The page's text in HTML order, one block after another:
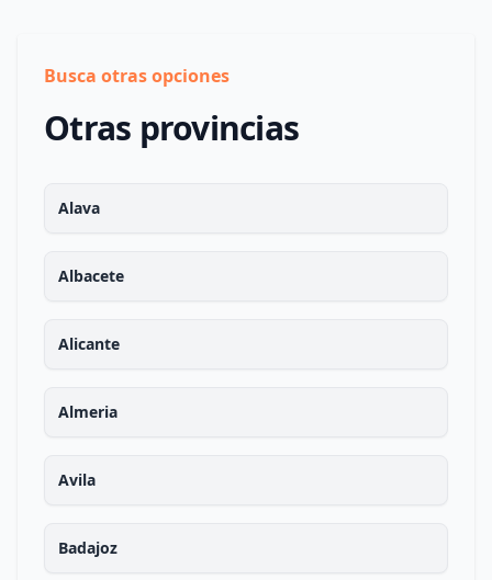
Busca otras opciones
Otras provincias
Alava
Albacete
Alicante
Almeria
Avila
Badajoz